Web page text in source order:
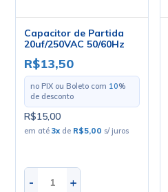
Capacitor de Partida
20uf/250VAC 50/60Hz
R$13,50
no PIX ou Boleto com 10%
de desconto
R$15,00
em até3x de R$5,00 s/ juros
- +